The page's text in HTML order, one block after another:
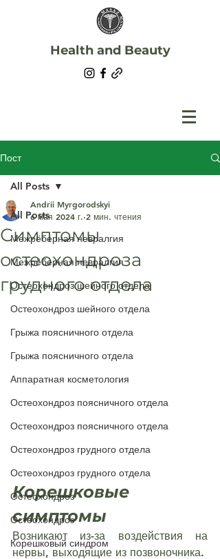
Health and Beauty
Пост
All Posts
Межрёберная невралгия
Межрёберная невралгия
Остеохондроз шейного отдела
Остеохондроз шейного отдела
Грыжа поясничного отдела
Грыжа поясничного отдела
Аппаратная косметология
Остеохондроз поясничного отдела
Остеохондроз поясничного отдела
Остеохондроз грудного отдела
Остеохондроз грудного отдела
Остеохондроз
Остеохондроз
Корешковый синдром
All Posts
Симптомы
остеохондроза
грудного отдела
Andrii Myrgorodskyi
6 мая 2024 г. 2 мин. чтения
Корешковые
симптомы
Возникают из-за воздействия на
нервы, выходящие из позвоночника.